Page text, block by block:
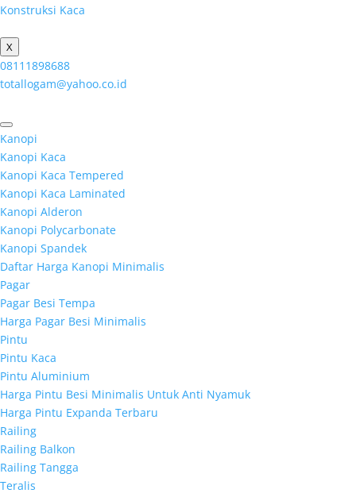
Konstruksi Kaca
X
08111898688
totallogam@yahoo.co.id
Kanopi
Kanopi Kaca
Kanopi Kaca Tempered
Kanopi Kaca Laminated
Kanopi Alderon
Kanopi Polycarbonate
Kanopi Spandek
Daftar Harga Kanopi Minimalis
Pagar
Pagar Besi Tempa
Harga Pagar Besi Minimalis
Pintu
Pintu Kaca
Pintu Aluminium
Harga Pintu Besi Minimalis Untuk Anti Nyamuk
Harga Pintu Expanda Terbaru
Railing
Railing Balkon
Railing Tangga
Teralis